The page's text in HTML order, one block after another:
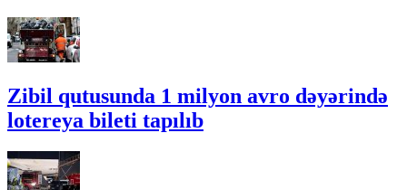
Zibil qutusunda 1 milyon avro dəyərində
lotereya bileti tapılıb